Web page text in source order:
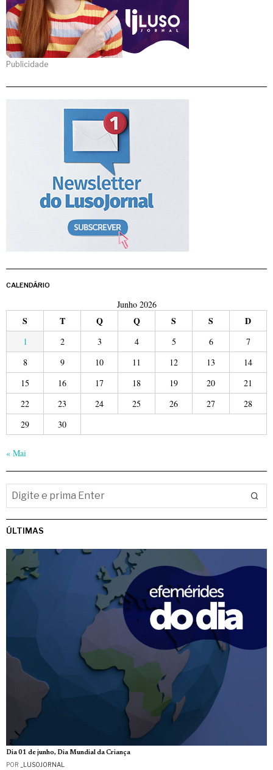
Publicidade
CALENDÁRIO
Junho 2026
S T Q Q S S D
1 2 3 4 5 6
7
8
9 10 11 12 13
14
15
16 17 18 19 20
21
22
23 24 25 26 27
28
29
30
« Mai
ÚLTIMAS
Dia 01 de junho, Dia Mundial da Criança
POR _LUSOJORNAL